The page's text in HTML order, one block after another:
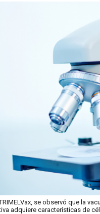
se observó que la
adquiere características de